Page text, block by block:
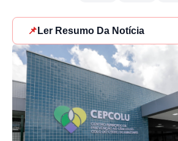
📌 Ler Resumo Da Notícia